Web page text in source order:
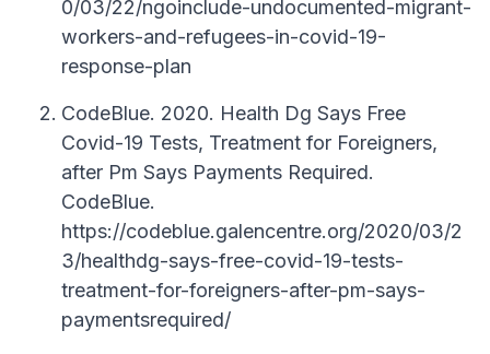
0/03/22/ngoinclude-undocumented-migrant-
workers-and-refugees-in-covid-19-
response-plan
CodeBlue. 2020. Health Dg Says Free
Covid-19 Tests, Treatment for Foreigners,
after Pm Says Payments Required.
CodeBlue.
https://codeblue.galencentre.org/2020/03/2
3/healthdg-says-free-covid-19-tests-
treatment-for-foreigners-after-pm-says-
paymentsrequired/